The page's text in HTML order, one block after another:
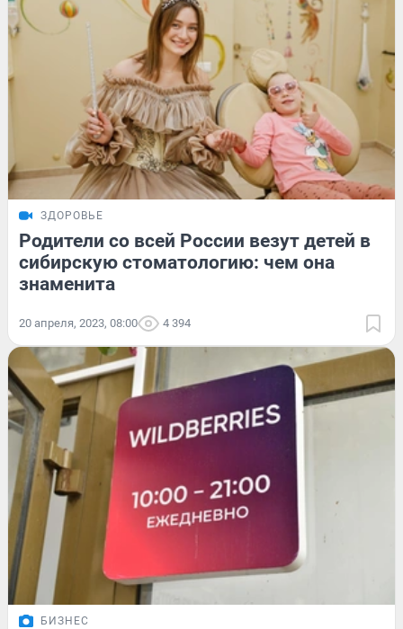
ЗДОРОВЬЕ
Родители со всей России везут детей в
сибирскую стоматологию: чем она
знаменита
20 апреля, 2023, 08:00 4 394
БИЗНЕС